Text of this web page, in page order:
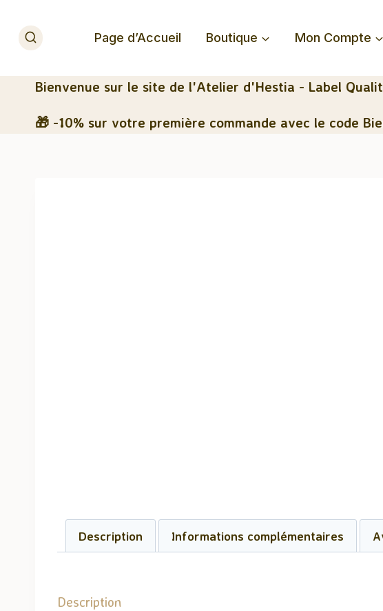
contenu
Page d’Accueil Boutique Mon Compte
Bienvenue sur le site de l'Atelier d'Hestia - Label
🎁 -10% sur votre première commande avec le code
Description Informations complémentaires
Description